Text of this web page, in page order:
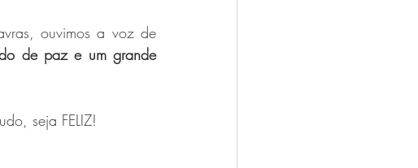
ouvimos a voz de
de paz e um grande
seja FELIZ!